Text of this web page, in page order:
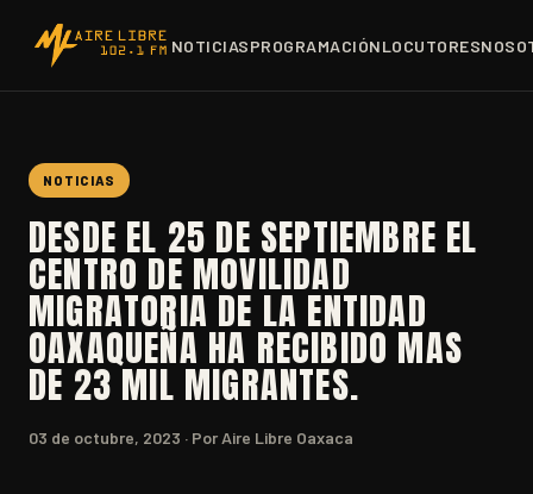
NOTICIASPROGRAMACIÓNLOCUTORES
NOTICIAS
DESDE EL 25 DE SEPTIEMBRE EL
CENTRO DE MOVILIDAD
MIGRATORIA DE LA ENTIDAD
OAXAQUEÑA HA RECIBIDO MAS
DE 23 MIL MIGRANTES.
03 de octubre, 2023 · Por Aire Libre Oaxaca